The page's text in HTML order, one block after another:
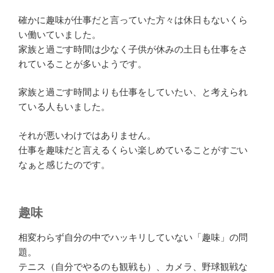
確かに趣味が仕事だと言っていた方々は休日もないくら
い働いていました。
家族と過ごす時間は少なく子供が休みの土日も仕事をさ
れていることが多いようです。
家族と過ごす時間よりも仕事をしていたい、と考えられ
ている人もいました。
それが悪いわけではありません。
仕事を趣味だと言えるくらい楽しめていることがすごい
なぁと感じたのです。
趣味
相変わらず自分の中でハッキリしていない「趣味」の問
題。
テニス（自分でやるのも観戦も）、カメラ、野球観戦な